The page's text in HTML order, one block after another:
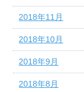
2018年11月
2018年10月
2018年9月
2018年8月